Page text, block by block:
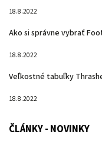
18.8.2022
Ako si správne vybrať
18.8.2022
Veľkostné tabuľky
18.8.2022
ČLÁNKY - NOVINKY